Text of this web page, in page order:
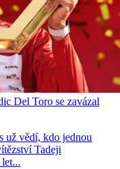
Del Toro se zavázal
už vědí, kdo jednou
Tadeji